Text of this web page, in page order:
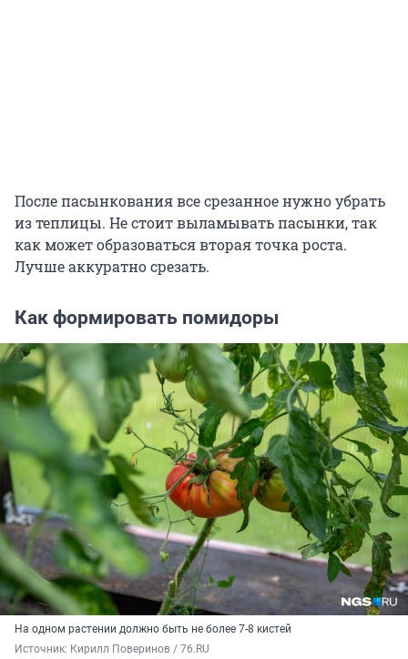
После пасынкования все срезанное нужно убрать
из теплицы. Не стоит выламывать пасынки, так
как может образоваться вторая точка роста.
Лучше аккуратно срезать.
Как формировать помидоры
На одном растении должно быть не более 7-8 кистей
Источник: Кирилл Поверинов / 76.RU